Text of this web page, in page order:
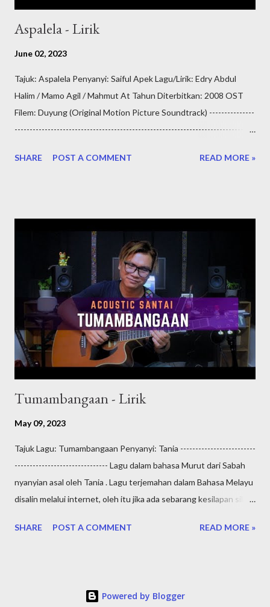
Aspalela - Lirik
June 02, 2023
Tajuk: Aspalela Penyanyi: Saiful Apek Lagu/Lirik: Edry Abdul
Halim / Mamo Agil / Mahmut At Tahun Diterbitkan: 2008 OST
Filem: Duyung (Original Motion Picture Soundtrack) ---------------
--------------------------------------------------------------------------------
mengenai penyanyi lagu 'Aspalela' iaitu Saiful Apek, atau nama
"Pelawak No. 1 Negara" semasa zaman kegemilangannya. Karier
beliau bermula pada tahun 1994 dan sehingga kini beliau masih
aktif dalam bidang hiburan Malaysia. Selain bidang lawak, beliau
juga dikenali sebagai seorang pelakon, pengarah, penyanyi,
pengacara dan penghibur Malaysia. Lagu ini juga merupakan lagu
OST filem Duyung yang telah ditayangkan pada 6 Mac 2008
(Malaysia) oleh syarikat penerbitan KRU Studios, Grand Brill...
SHARE POST A COMMENT READ MORE »
Tumambangaan - Lirik
May 09, 2023
Tajuk Lagu: Tumambangaan Penyanyi: Tania -------------------------
------------------------------- Lagu dalam bahasa Murut dari Sabah
nyanyian asal oleh Tania . Lagu terjemahan dalam Bahasa Melayu
disalin melalui internet, oleh itu jika ada sebarang kesilapan sila
terhibur, terima kasih dan salam perkongsian.
kono ra haling Gaya kono tauki Tinatalai poh aka ruandu nu
SHARE POST A COMMENT READ MORE »
Powered by Blogger